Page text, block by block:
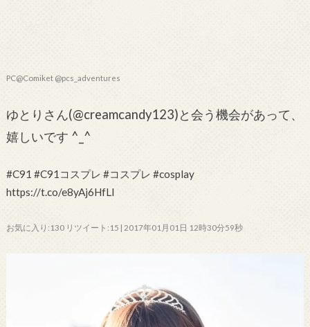
PC@Comiket @pcs_adventures
ゆとりさん(@creamcandy123)と会う機会があって、
嬉しいです ^_^
#C91 #C91コスプレ #コスプレ #cosplay
https://t.co/e8yAj6HfLl
お気に入り:130 リツイート:15 | 2017年01月01日 12時30分59秒